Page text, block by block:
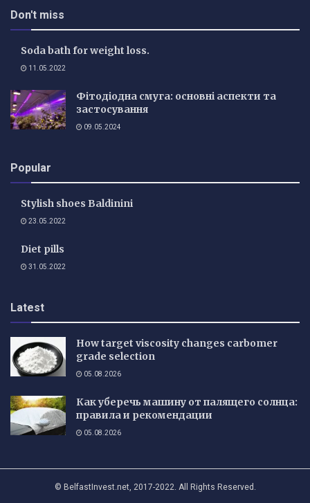
Don't miss
Soda bath for weight loss.
11.05.2022
Фітодіодна смуга: основні аспекти та
застосування
09.05.2024
Popular
Stylish shoes Baldinini
23.05.2022
Diet pills
31.05.2022
Latest
How target viscosity changes carbomer
grade selection
05.08.2026
Как уберечь машину от палящего солнца:
правила и рекомендации
05.08.2026
© BelfastInvest.net, 2017-2022. All Rights Reserved.